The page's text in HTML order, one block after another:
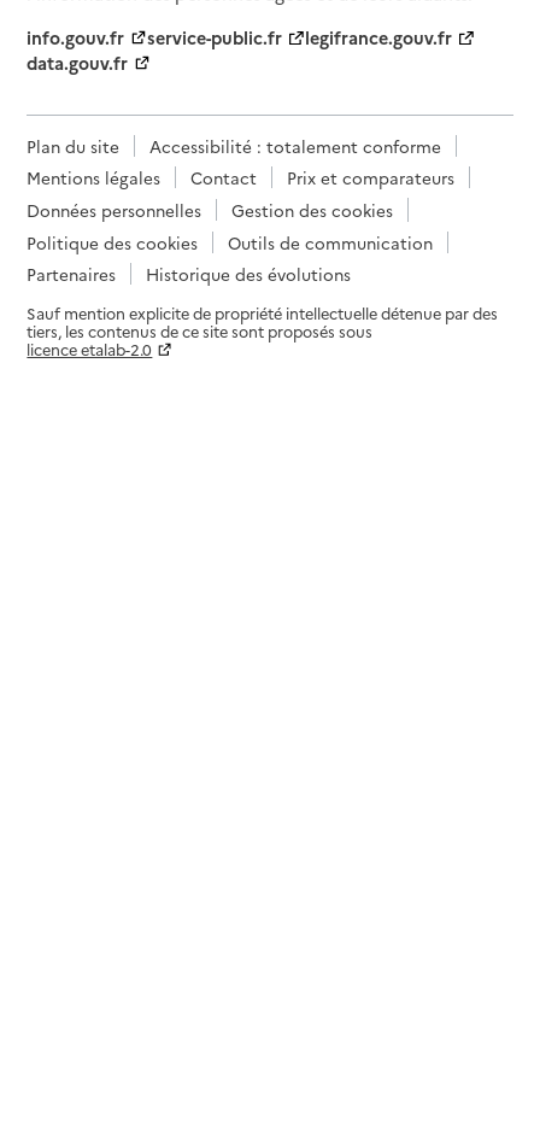
info.gouv.fr
service-public.fr
legifrance.gouv.fr
data.gouv.fr
Plan du site
Accessibilité : totalement conforme
Mentions légales
Contact
Prix et comparateurs
Données personnelles
Gestion des cookies
Politique des cookies
Outils de communication
Partenaires
Historique des évolutions
Sauf mention explicite de propriété intellectuelle détenue par des
tiers, les contenus de ce site sont proposés sous
licence etalab-2.0